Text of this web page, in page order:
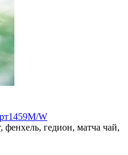
W
фенхель, гедион, матча чай,